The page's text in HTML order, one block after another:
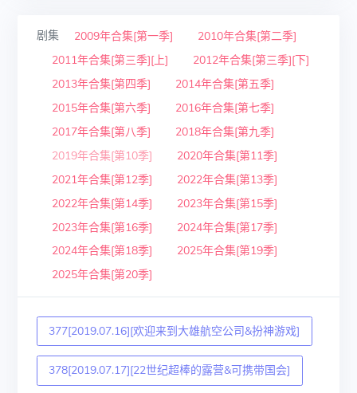
剧集 2009年合集[第一季]
2010年合集[第二季]
2011年合集[第三季][上]
2012年合集[第三季][下]
2013年合集[第四季]
2014年合集[第五季]
2015年合集[第六季]
2016年合集[第七季]
2017年合集[第八季]
2018年合集[第九季]
2019年合集[第10季]
2020年合集[第11季]
2021年合集[第12季]
2022年合集[第13季]
2022年合集[第14季]
2023年合集[第15季]
2023年合集[第16季]
2024年合集[第17季]
2024年合集[第18季]
2025年合集[第19季]
2025年合集[第20季]
377[2019.07.16][欢迎来到大雄航空公司&扮神游戏]
378[2019.07.17][22世纪超棒的露营&可携带国会]